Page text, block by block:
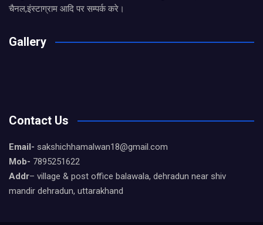
चैनल,इंस्टाग्राम आदि पर सम्पर्क करे।
Gallery
Contact Us
Email- sakshichhamalwan18@gmail.com
Mob- 7895251622
Addr– village & post office balawala, dehradun near shiv
mandir dehradun, uttarakhand